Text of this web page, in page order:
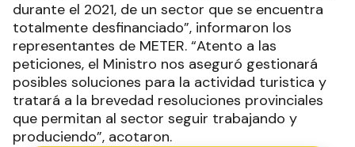
durante el 2021, de un sector que se encuentra
totalmente desfinanciado”, informaron los
representantes de METER. “Atento a las
peticiones, el Ministro nos aseguró gestionará
posibles soluciones para la actividad turistica y
tratará a la brevedad resoluciones provinciales
que permitan al sector seguir trabajando y
produciendo”, acotaron.